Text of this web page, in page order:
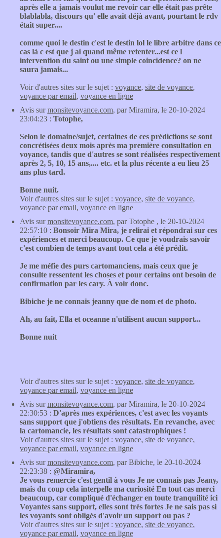
après elle a jamais voulut me revoir car elle était pas prête
blablabla, discours qu' elle avait déjà avant, pourtant le rdv
était super....
comme quoi le destin c'est le destin lol le libre arbitre dans ce
cas là c est que j ai quand même retenter...est ce l
intervention du saint ou une simple coincidence? on ne
saura jamais...
Voir d'autres sites sur le sujet : voyance, site de voyance,
voyance par email, voyance en ligne
Avis surmonsitevoyance.com, par Miramira, le 20-10-2024
23:04:23 : Totophe,
Selon le domaine/sujet, certaines de ces prédictions se sont
concrétisées deux mois après ma première consultation en
voyance, tandis que d'autres se sont réalisées respectivement
après 2, 5, 10, 15 ans,.... etc. et la plus récente a eu lieu 25
ans plus tard.
Bonne nuit.
Voir d'autres sites sur le sujet : voyance, site de voyance,
voyance par email, voyance en ligne
Avis surmonsitevoyance.com, par Totophe , le 20-10-2024
22:57:10 : Bonsoir Mira Mira, je relirai et répondrai sur ces
expériences et merci beaucoup. Ce que je voudrais savoir
c'est combien de temps avant tout cela a été prédit.
Je me méfie des purs cartomanciens, mais ceux que je
consulte ressentent les choses et pour certains ont besoin de
confirmation par les cary. À voir donc.
Bibiche je ne connais jeanny que de nom et de photo.
Ah, au fait, Ella et oceanne n'utilisent aucun support...
Bonne nuit
Voir d'autres sites sur le sujet : voyance, site de voyance,
voyance par email, voyance en ligne
Avis surmonsitevoyance.com, par Miramira, le 20-10-2024
22:30:53 : D'après mes expériences, c'est avec les voyants
sans support que j'obtiens des résultats. En revanche, avec
la cartomancie, les résultats sont catastrophiques !
Voir d'autres sites sur le sujet : voyance, site de voyance,
voyance par email, voyance en ligne
Avis surmonsitevoyance.com, par Bibiche, le 20-10-2024
22:23:38 : @Miramira,
Je vous remercie c'est gentil à vous Je ne connais pas Jeany,
mais du coup cela interpelle ma curiosité En tout cas merci
beaucoup, car compliqué d'échanger en toute tranquilité ici
Voyantes sans support, elles sont très fortes Je ne sais pas si
les voyants sont obligés d'avoir un support ou pas ?
Voir d'autres sites sur le sujet : voyance, site de voyance,
voyance par email, voyance en ligne